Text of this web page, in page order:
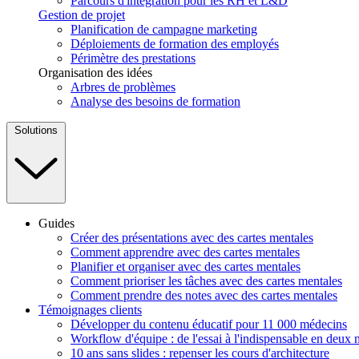
Gestion de projet
Planification de campagne marketing
Déploiements de formation des employés
Périmètre des prestations
Organisation des idées
Arbres de problèmes
Analyse des besoins de formation
Solutions
Guides
Créer des présentations avec des cartes mentales
Comment apprendre avec des cartes mentales
Planifier et organiser avec des cartes mentales
Comment prioriser les tâches avec des cartes mentales
Comment prendre des notes avec des cartes mentales
Témoignages clients
Développer du contenu éducatif pour 11 000 médecins
Workflow d'équipe : de l'essai à l'indispensable en deux
10 ans sans slides : repenser les cours d'architecture